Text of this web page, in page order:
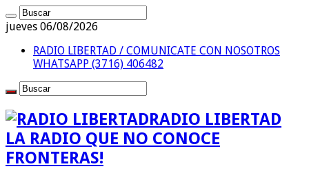
jueves 06/08/2026
RADIO LIBERTAD / COMUNICATE CON NOSOTROS
WHATSAPP (3716) 406482
RADIO LIBERTAD
LA RADIO QUE NO CONOCE
FRONTERAS!